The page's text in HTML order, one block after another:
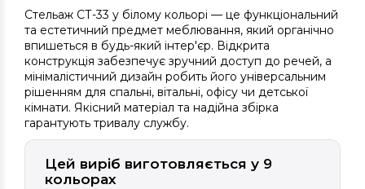
Стельаж СТ-33 у білому кольорі — це функціональний
та естетичний предмет меблювання, який органічно
впишеться в будь-який інтер'єр. Відкрита
конструкція забезпечує зручний доступ до речей, а
мінімалістичний дизайн робить його універсальним
рішенням для спальні, вітальні, офісу чи детської
кімнати. Якісний матеріал та надійна збірка
гарантують тривалу службу.
Цей виріб виготовляється у 9
кольорах